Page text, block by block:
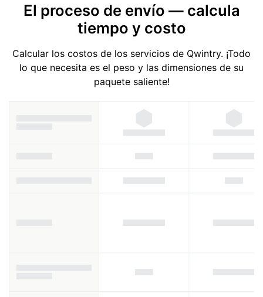
El proceso de envío — calcula
tiempo y costo
Calcular los costos de los servicios de Qwintry. ¡Todo
lo que necesita es el peso y las dimensiones de su
paquete saliente!